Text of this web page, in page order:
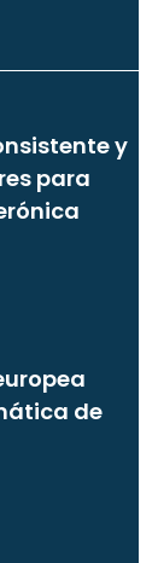
y
para
de